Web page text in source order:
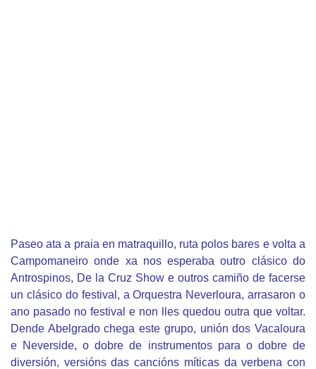
Paseo ata a praia en matraquillo, ruta polos bares e volta a
Campomaneiro onde xa nos esperaba outro clásico do
Antrospinos, De la Cruz Show e outros camiño de facerse
un clásico do festival, a Orquestra Neverloura, arrasaron o
ano pasado no festival e non lles quedou outra que voltar.
Dende Abelgrado chega este grupo, unión dos Vacaloura
e Neverside, o dobre de instrumentos para o dobre de
diversión, versións das cancións míticas da verbena con